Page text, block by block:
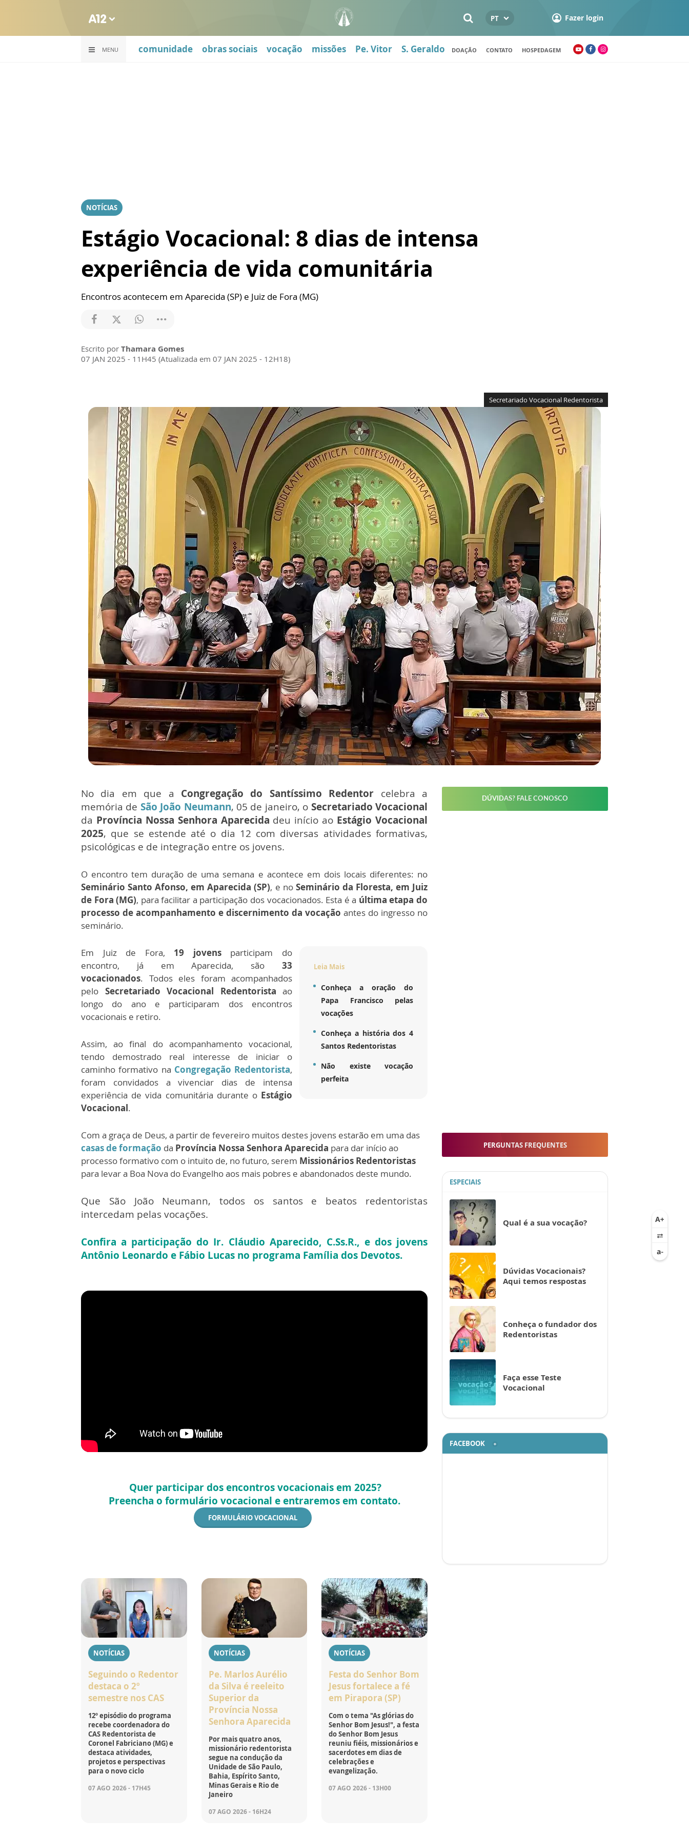
PT Fazer login
MENU comunidade obras sociais vocação missões Pe. Vitor S. Geraldo DOAÇÃO CONTATO HOSPEDAGEM
NOTÍCIAS
Estágio Vocacional: 8 dias de intensa
experiência de vida comunitária
Encontros acontecem em Aparecida (SP) e Juiz de Fora (MG)
Escrito por Thamara Gomes
07 JAN 2025 - 11H45 (Atualizada em 07 JAN 2025 - 12H18)
Secretariado Vocacional Redentorista
No dia em que a Congregação do Santíssimo Redentor celebra a
memória de São João Neumann, 05 de janeiro, o Secretariado Vocacional
da Província Nossa Senhora Aparecida deu início ao Estágio Vocacional
2025, que se estende até o dia 12 com diversas atividades formativas,
psicológicas e de integração entre os jovens.
O encontro tem duração de uma semana e acontece em dois locais diferentes: no
Seminário Santo Afonso, em Aparecida (SP), e no Seminário da Floresta, em Juiz
de Fora (MG), para facilitar a participação dos vocacionados. Esta é a última etapa do
processo de acompanhamento e discernimento da vocação antes do ingresso no
seminário.
Leia Mais
Conheça a oração do
Papa Francisco pelas
vocações
Conheça a história dos 4
Santos Redentoristas
Não existe vocação
perfeita
Em Juiz de Fora, 19 jovensparticipam do
encontro, já em Aparecida, são 33
vocacionados. Todos eles foram acompanhados
pelo Secretariado Vocacional Redentorista ao
longo do ano e participaram dos encontros
vocacionais e retiro.
Assim, ao final do acompanhamento vocacional,
tendo demostrado real interesse de iniciar o
caminho formativo na Congregação Redentorista,
foram convidados a vivenciar dias de intensa
experiência de vida comunitária durante o Estágio
Vocacional.
Com a graça de Deus, a partir de fevereiro muitos destes jovens estarão em uma das
casas de formação da Província Nossa Senhora Aparecida para dar início ao
processo formativo com o intuito de, no futuro, serem Missionários Redentoristas
para levar a Boa Nova do Evangelho aos mais pobres e abandonados deste mundo.
Que São João Neumann, todos os santos e beatos redentoristas
intercedam pelas vocações.
Confira a participação do Ir. Cláudio Aparecido, C.Ss.R., e dos jovens
Antônio Leonardo e Fábio Lucas no programa Família dos Devotos.
Quer participar dos encontros vocacionais em 2025?
Preencha o formulário vocacional e entraremos em contato.
FORMULÁRIO VOCACIONAL
NOTÍCIAS
Seguindo o Redentor
destaca o 2º
semestre nos CAS
12º episódio do programa
recebe coordenadora do
CAS Redentorista de
Coronel Fabriciano (MG) e
destaca atividades,
projetos e perspectivas
para o novo ciclo
07 AGO 2026 - 17H45
NOTÍCIAS
Pe. Marlos Aurélio
da Silva é reeleito
Superior da
Província Nossa
Senhora Aparecida
Por mais quatro anos,
missionário redentorista
segue na condução da
Unidade de São Paulo,
Bahia, Espírito Santo,
Minas Gerais e Rio de
Janeiro
07 AGO 2026 - 16H24
NOTÍCIAS
Festa do Senhor Bom
Jesus fortalece a fé
em Pirapora (SP)
Com o tema "As glórias do
Senhor Bom Jesus!", a festa
do Senhor Bom Jesus
reuniu fiéis, missionários e
sacerdotes em dias de
celebrações e
evangelização.
07 AGO 2026 - 13H00
DÚVIDAS? FALE CONOSCO
PERGUNTAS FREQUENTES
ESPECIAIS
Qual é a sua vocação?
Dúvidas Vocacionais?
Aqui temos respostas
Conheça o fundador dos
Redentoristas
Faça esse Teste
Vocacional
FACEBOOK